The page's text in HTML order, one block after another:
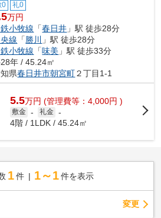
0 礼0
万円
小牧線 「春日井 」駅 徒歩28分
線 「勝川
」駅 徒歩28分
小牧線 「味美 」駅 徒歩33分
年 / 45.24㎡
県春日井市朝宮町２丁目1-1
5.5万円 (管理費等：4,000円 )
敷金 - 礼金 -
4階 / 1LDK / 45.24㎡
1 件 1～1 件を表示
変更